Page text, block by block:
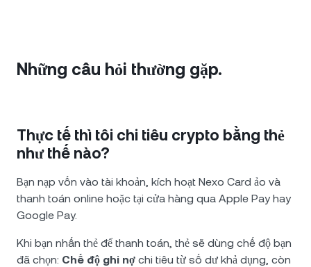
Những câu hỏi thường gặp.
Thực tế thì tôi chi tiêu crypto bằng thẻ
như thế nào?
Bạn nạp vốn vào tài khoản, kích hoạt Nexo Card ảo và
thanh toán online hoặc tại cửa hàng qua Apple Pay hay
Google Pay.
Khi bạn nhấn thẻ để thanh toán, thẻ sẽ dùng chế độ bạn
đã chọn: Chế độ ghi nợ chi tiêu từ số dư khả dụng, còn